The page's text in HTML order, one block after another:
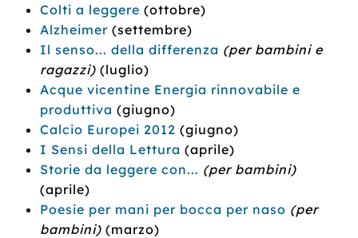
Colti a leggere(ottobre)
Alzheimer(settembre)
Il senso... della differenza (per bambini e
ragazzi)(luglio)
Acque vicentine Energia rinnovabile e
produttiva(giugno)
Calcio Europei 2012 (giugno)
I Sensi della Lettura (aprile)
Storie da leggere con... (per bambini)
(aprile)
Poesie per mani per bocca per naso (per
bambini)(marzo)